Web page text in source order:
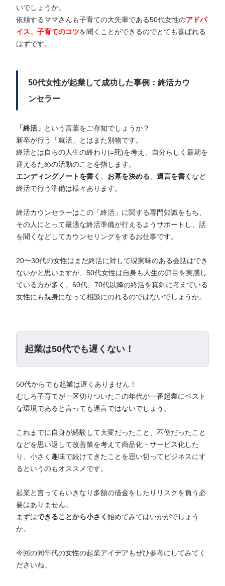
いでしょうか。
依頼するママさんも子育ての大先輩である50代女性のアドバ
イス、子育てのコツを聞くことができるのでとても喜ばれる
はずです。
50代女性が起業して成功した事例：終活カウ
ンセラー
「終活」 という言葉をご存知でしょうか？
新卒が行う「就活」とはまた別物です。
終活とは自らの人生の終わり(=死)を考え、自分らしく最期を
迎えるための活動のことを指します。
エンディングノートを書く
お墓を決める 遺言を書く など
終活で行う準備は様々あります。
終活カウンセラーはこの「終活」に関する専門知識をもち、
その人にとって最適な終活準備が行えるようサポートし、話
を聞くなどしてカウンセリングをするお仕事です。
20〜30代の女性はまだ終活に対して現実味のある会話はでき
ないかと思いますが、50代女性は自身も人生の節目を実感し
ている方が多く、60代、70代以降の終活を真剣に考えている
女性にも親身になって相談にのれるのではないでしょうか。
起業は50代でも遅くない！
50代からでも起業は遅くありません！
むしろ子育てが一区切りついたこの年代が一番起業にベスト
な環境であると言っても過言ではないでしょう。
これまでに自身が経験して大変だったこと、不便だったこと
などを思い返して改善策を考えて商品化・サービス化した
り、小さく趣味で続けてきたことを思い切ってビジネスにす
るというのもオススメです。
起業と言ってもいきなり多額の借金をしたりリスクを負う必
要はありません。
まずはできることから小さく 始めてみてはいかがでしょう
か。
今回の同年代の女性の起業アイデアもぜひ参考にしてみてく
ださいね。